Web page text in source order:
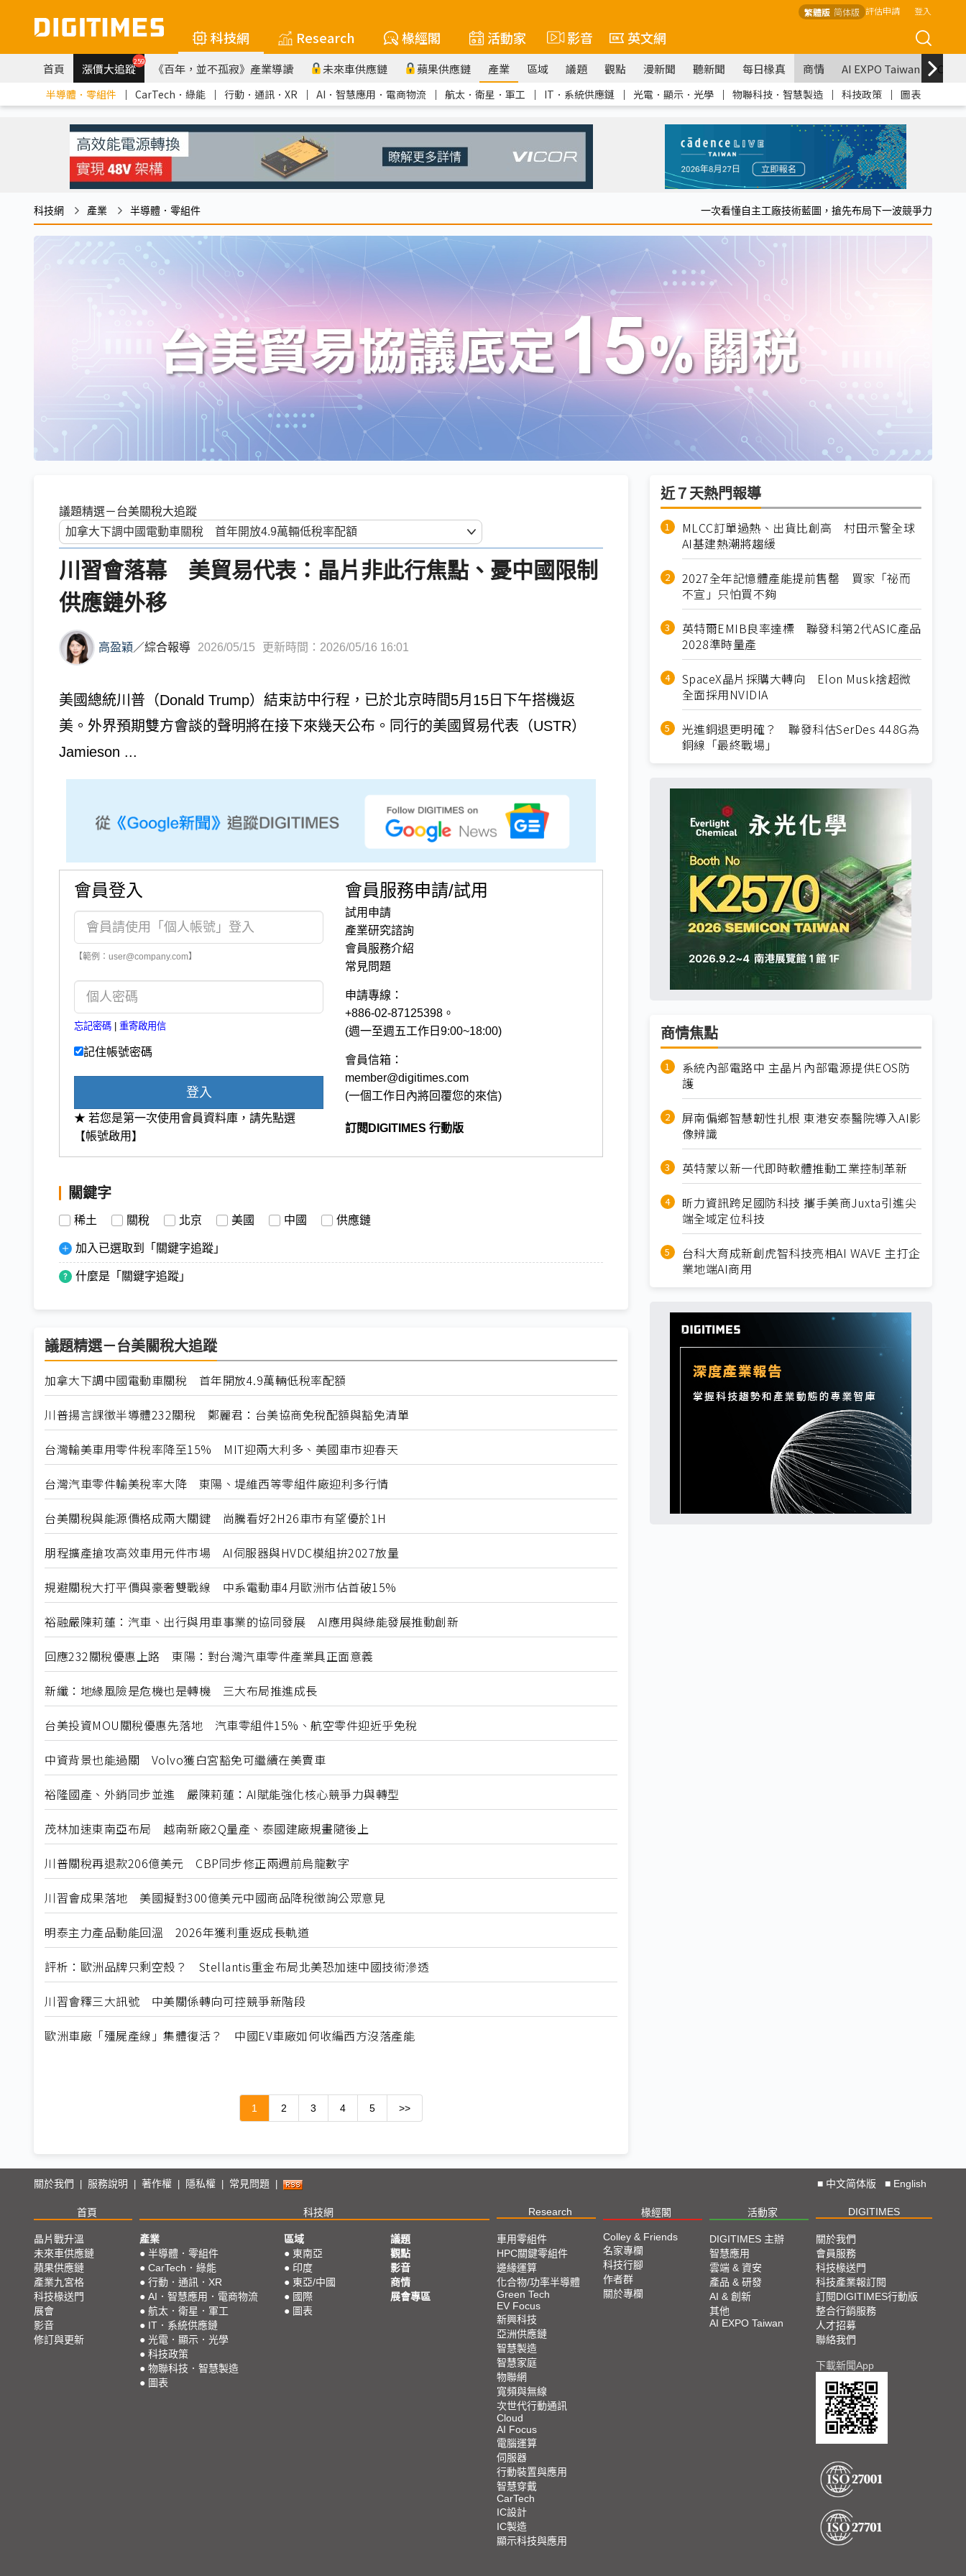
繁體版 简体版 評估申請 登入
科技網 Research 椽經閣 活動家 影音 英文網
首頁 漲價大追蹤259 《百年，並不孤寂》產業導讀 未來車供應鏈 蘋果供應鏈 產業 區域 議題 觀點 漫新聞 聽新聞 每日椽真 商情 AI EXPO Taiwan
半導體．零組件 ｜ CarTech．綠能 ｜ 行動．通訊．XR ｜ AI．智慧應用．電商物流 ｜ 航太．衛星．軍工 ｜ IT．系統供應鏈 ｜ 光電．顯示．光學 ｜ 物聯科技．智慧製造 ｜ 科技政策 ｜ 圖表
科技網 產業 半導體．零組件 一次看懂自主工廠技術藍圖，搶先布局下一波競爭力
議題精選－台美關稅大追蹤
川習會落幕 美貿易代表：晶片非此行焦點、憂中國限制
供應鏈外移
高盈穎 ／綜合報導 2026/05/15 更新時間：2026/05/16 16:01
美國總統川普（Donald Trump）結束訪中行程，已於北京時間5月15日下午搭機返
美。外界預期雙方會談的聲明將在接下來幾天公布。同行的美國貿易代表（USTR）
Jamieson ...
會員登入
【範例：user@company.com】
忘記密碼 重寄啟用信
記住帳號密碼
登入
★ 若您是第一次使用會員資料庫，請先點選
【帳號啟用】
會員服務申請/試用
試用申請
產業研究諮詢
會員服務介紹
常見問題
申請專線：
+886-02-87125398。
(週一至週五工作日9:00~18:00)
會員信箱：
member@digitimes.com
(一個工作日內將回覆您的來信)
訂閱DIGITIMES 行動版
關鍵字
稀土 關稅 北京 美國 中國 供應鏈
加入已選取到「關鍵字追蹤」
什麼是「關鍵字追蹤」
議題精選－台美關稅大追蹤
加拿大下調中國電動車關稅 首年開放4.9萬輛低稅率配額
川普揚言課徵半導體232關稅 鄭麗君：台美協商免稅配額與豁免清單
台灣輸美車用零件稅率降至15% MIT迎兩大利多、美國車市迎春天
台灣汽車零件輸美稅率大降 東陽、堤維西等零組件廠迎利多行情
台美關稅與能源價格成兩大關鍵 尚騰看好2H26車市有望優於1H
朋程擴產搶攻高效車用元件市場 AI伺服器與HVDC模組拚2027放量
規避關稅大打平價與豪奢雙戰線 中系電動車4月歐洲市佔首破15%
裕融嚴陳莉蓮：汽車、出行與用車事業的協同發展 AI應用與綠能發展推動創新
回應232關稅優惠上路 東陽：對台灣汽車零件產業具正面意義
新纖：地緣風險是危機也是轉機 三大布局推進成長
台美投資MOU關稅優惠先落地 汽車零組件15%、航空零件迎近乎免稅
中資背景也能過關 Volvo獲白宮豁免可繼續在美賣車
裕隆國產、外銷同步並進 嚴陳莉蓮：AI賦能強化核心競爭力與轉型
茂林加速東南亞布局 越南新廠2Q量產、泰國建廠規畫隨後上
川普關稅再退款206億美元 CBP同步修正兩週前烏龍數字
川習會成果落地 美國擬對300億美元中國商品降稅徵詢公眾意見
明泰主力產品動能回溫 2026年獲利重返成長軌道
評析：歐洲品牌只剩空殼？ Stellantis重金布局北美恐加速中國技術滲透
川習會釋三大訊號 中美關係轉向可控競爭新階段
歐洲車廠「殭屍產線」集體復活？ 中國EV車廠如何收編西方沒落產能
1 2 3 4 5 >>
近７天熱門報導
MLCC訂單過熱、出貨比創高 村田示警全球
AI基建熱潮將趨緩
2027全年記憶體產能提前售罄 買家「祕而
不宣」只怕買不夠
英特爾EMIB良率達標 聯發科第2代ASIC產品
2028準時量產
SpaceX晶片採購大轉向 Elon Musk捨超微
全面採用NVIDIA
光進銅退更明確？ 聯發科估SerDes 448G為
銅線「最終戰場」
商情焦點
系統內部電路中 主晶片內部電源提供EOS防
護
屏南偏鄉智慧韌性扎根 東港安泰醫院導入AI影
像辨識
英特蒙以新一代即時軟體推動工業控制革新
昕力資訊跨足國防科技 攜手美商Juxta引進尖
端全域定位科技
台科大育成新創虎智科技亮相AI WAVE 主打企
業地端AI商用
關於我們 服務說明 著作權 隱私權 常見問題 ■ 中文简体版 ■ English
首頁 科技網 Research 椽經閣 活動家 DIGITIMES
晶片戰升溫
未來車供應鏈
蘋果供應鏈
產業九宮格
科技椽送門
展會
影音
修訂與更新
產業
● 半導體．零組件
● CarTech．綠能
● 行動．通訊．XR
● AI．智慧應用．電商物流
● 航太．衛星．軍工
● IT．系統供應鏈
● 光電．顯示．光學
● 科技政策
● 物聯科技．智慧製造
● 圖表
區域
● 東南亞
● 印度
● 東亞/中國
● 國際
● 圖表
議題
觀點
影音
商情
展會專區
車用零組件
HPC關鍵零組件
邊緣運算
化合物/功率半導體
Green Tech
EV Focus
新興科技
亞洲供應鏈
智慧製造
智慧家庭
物聯網
寬頻與無線
次世代行動通訊
Cloud
AI Focus
電腦運算
伺服器
行動裝置與應用
智慧穿戴
CarTech
IC設計
IC製造
顯示科技與應用
Colley & Friends
名家專欄
科技行腳
作者群
關於專欄
DIGITIMES 主辦
智慧應用
雲端 & 資安
產品 & 研發
AI & 創新
其他
AI EXPO Taiwan
關於我們
會員服務
科技椽送門
科技產業報訂閱
訂閱DIGITIMES行動版
整合行銷服務
人才招募
聯絡我們
下載新聞App